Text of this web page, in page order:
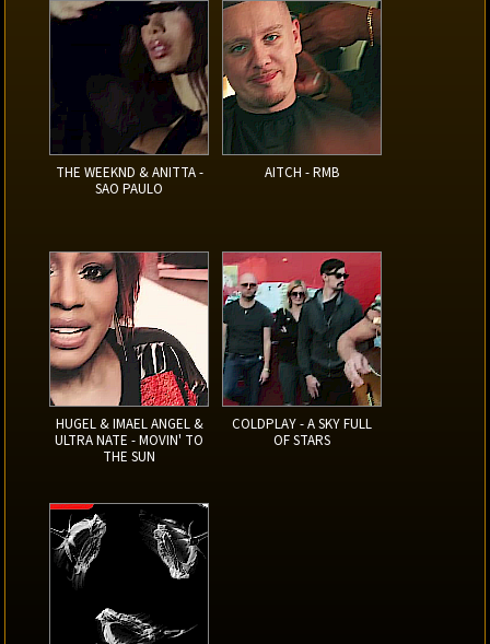
THE WEEKND & ANITTA -
SAO PAULO
AITCH - RMB
HUGEL & IMAEL ANGEL &
ULTRA NATE - MOVIN' TO
THE SUN
COLDPLAY - A SKY FULL
OF STARS